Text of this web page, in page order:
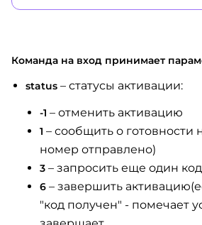
Команда на вход принимает
status – статусы активации:
-1 – отменить активацию
1 – сообщить о готовности
номер отправлено)
3 – запросить еще один
6 – завершить
"код получен" - помечает